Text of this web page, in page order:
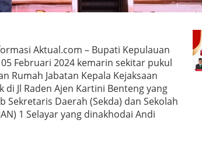
Aktual.com – Bupati Kepulauan
Februari 2024 kemarin sekitar pukul
Rumah Jabatan Kepala Kejaksaan
di Jl Raden Ajen Kartini Benteng yang
Sekretaris Daerah (Sekda) dan Sekolah
1 Selayar yang dinakhodai Andi